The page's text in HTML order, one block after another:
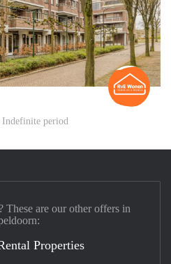
Indefinite period
are our other offers in
Properties